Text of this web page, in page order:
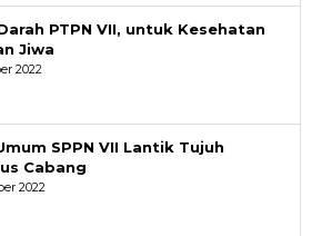
PTPN VII, untuk Kesehatan
Jiwa
2022
SPPN VII Lantik Tujuh
Cabang
2022